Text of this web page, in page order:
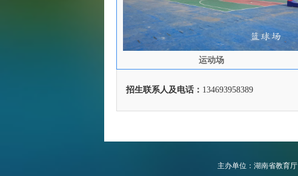
运动场
招生联系人及电话： 134693958389
主办单位：湖南省教育厅